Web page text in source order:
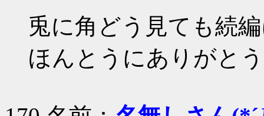
兎に角どう見ても続
ほんとうにありがと